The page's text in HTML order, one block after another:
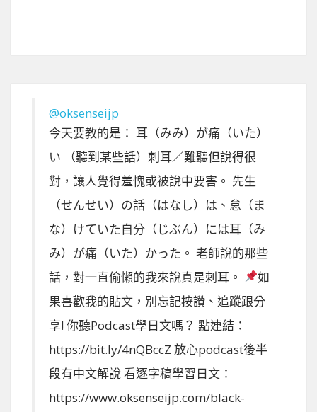
@oksenseijp
今天要教的是： 耳（みみ）が痛（いた）
い （聽到某些話）刺耳／難聽但說得很
對，讓人覺得羞愧或被說中要害。 先生
（せんせい）の話（はなし）は、怠（ま
な）けていた自分（じぶん）には耳（み
み）が痛（いた）かった。 老師說的那些
話，對一直偷懶的我來說真是刺耳。
如
果喜歡我的貼文，別忘記按讚、追蹤跟分
享! 你聽Podcast學日文嗎？ 點連結：
https://bit.ly/4nQBccZ 放心podcast後半
段有中文解說 看逐字稿學習日文：
https://www.oksenseijp.com/black-